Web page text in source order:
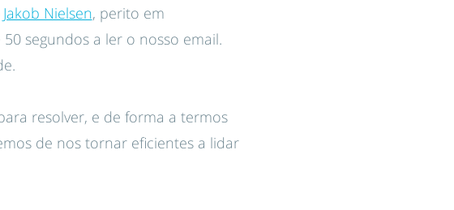
Jakob Nielsen, perito em
segundos a ler o nosso email.
resolver, e de forma a termos
de nos tornar eficientes a lidar